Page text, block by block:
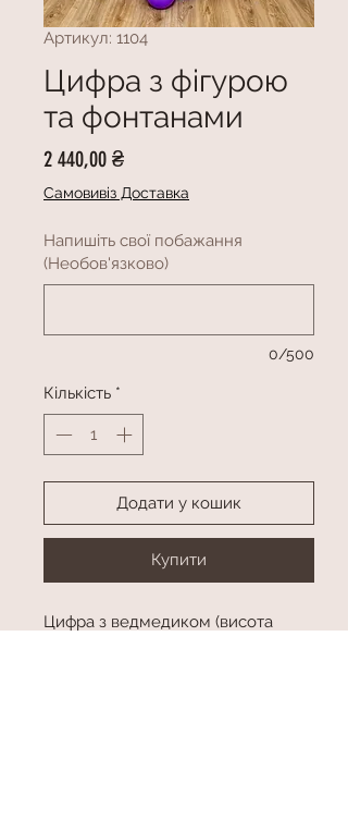
Артикул: 1104
Цифра з фігурою
та фонтанами
2 440,00 ₴Ціна
Самовивіз Доставка
Напишіть свої побажання
(Необов'язково)
0/500
Кількість *
Додати у кошик
Купити
Цифра з ведмедиком (висота